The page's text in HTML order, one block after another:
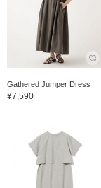
Gathered Jumper Dress
¥7,590